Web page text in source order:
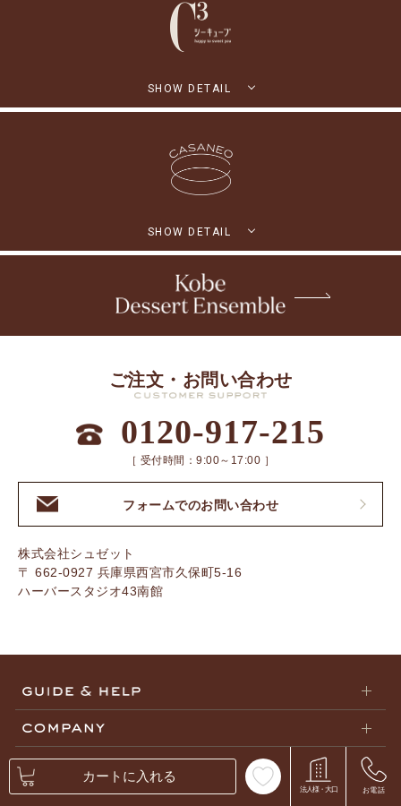
カートに入れる
法人様・大口 お電話
SHOW DETAIL
SHOW DETAIL
ご注文・お問い合わせ
0120-917-215
［ 受付時間：9:00～17:00 ］
フォームでのお問い合わせ
株式会社シュゼット
〒 662-0927 兵庫県西宮市久保町5-16
ハーバースタジオ43南館
Copyright © SUZETTE Co. Ltd All Right Reserved.